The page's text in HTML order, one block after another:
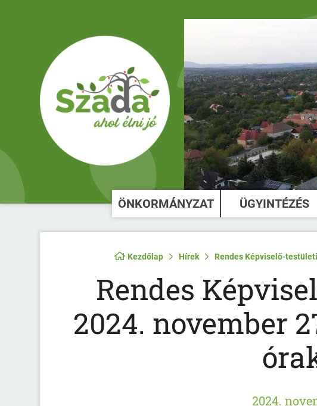
ÖNKORMÁNYZAT ÜGYINTÉZÉS
Kezdőlap Hírek Rendes Képviselő-
Rendes
2024. november
2024.